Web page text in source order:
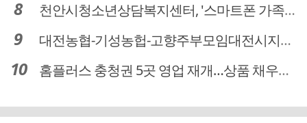
천안시청소년상담복지센터, '스마트폰 가족치유캠프' 운영
대전농협-기성농헙-고향주부모임대전시지회, 이심점심 중식지원 봉사활동
홈플러스 충청권 5곳 영업 재개…상품 채우기 ‘속도전’